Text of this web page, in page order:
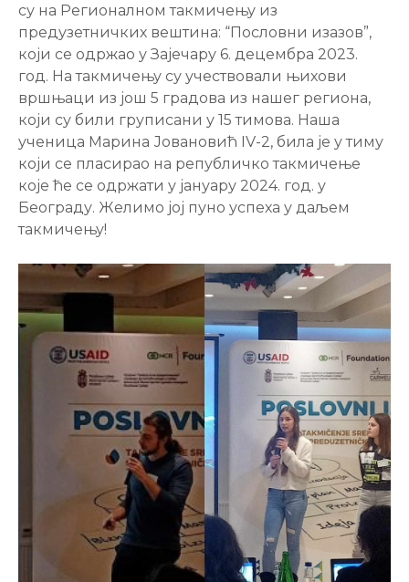
су на Регионалном такмичењу из
предузетничких вештина: “Пословни изазов”,
који се одржао у Зајечару 6. децембра 2023.
год. На такмичењу су учествовали њихови
вршњаци из још 5 градова из нашег региона,
који су били груписани у 15 тимова. Наша
ученица Марина Јовановић IV-2, била је у тиму
који се пласирао на републичко такмичење
које ће се одржати у јануару 2024. год. у
Београду. Желимо јој пуно успеха у даљем
такмичењу!